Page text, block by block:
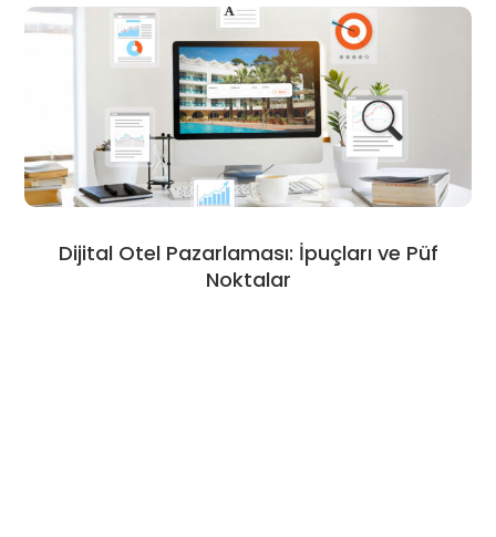
Dijital Otel Pazarlaması: İpuçları ve Püf
Noktalar